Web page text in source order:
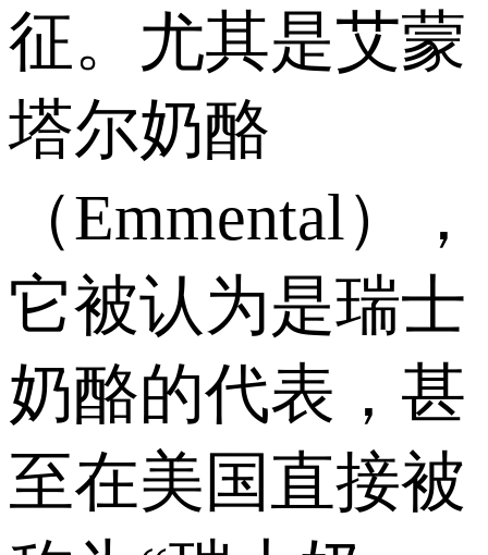
征。尤其是艾蒙
塔尔奶酪
（Emmental），
它被认为是瑞士
奶酪的代表，甚
至在美国直接被